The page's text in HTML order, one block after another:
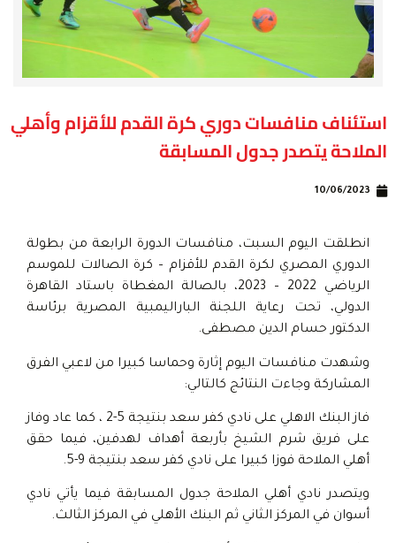
استئناف منافسات دوري كرة القدم للأقزام وأهلي
الملاحة يتصدر جدول المسابقة
10/06/2023
انطلقت اليوم السبت، منافسات الدورة الرابعة من بطولة
الدوري المصري لكرة القدم للأقزام – كرة الصالات للموسم
الرياضي 2022 – 2023، بالصالة المغطاة باستاد القاهرة
الدولي، تحت رعاية اللجنة الباراليمبية المصرية برئاسة
الدكتور حسام الدين مصطفى.
وشهدت منافسات اليوم إثارة وحماسا كبيرا من لاعبي الفرق
المشاركة وجاءت النتائج كالتالي:
فاز البنك الاهلي على نادي كفر سعد بنتيجة 5-2 ، كما عاد وفاز
على فريق شرم الشيخ بأربعة أهداف لهدفين، فيما حقق
أهلي الملاحة فوزا كبيرا على نادي كفر سعد بنتيجة 9-5.
ويتصدر نادي أهلي الملاحة جدول المسابقة فيما يأتي نادي
أسوان في المركز الثاني ثم البنك الأهلي في المركز الثالث.